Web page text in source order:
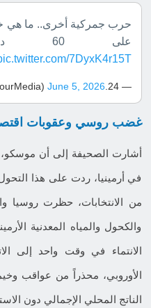
حرب جمركية أخرى.. ما هي
على 60 دولة؟
7DyxK4r15T
— 24.ae (@20fourMedia)
June 5, 2026
غضب روسي وعقوبات
أشارت الصحيفة إلى أن
في أرمينيا، ردت على هذا
من الانتخابات، حظرت روسيا
والكحول والمياه المعدنية
الانتماء في وقت واحد إلى
الناتج المحلي الإجمالي دون